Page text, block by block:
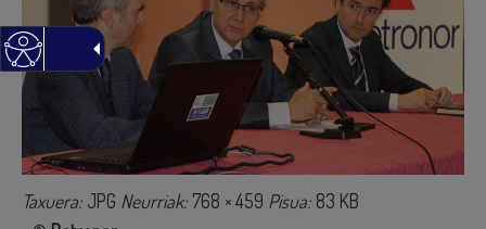
Taxuera: JPG Neurriak: 768 × 459 Pisua: 83 KB